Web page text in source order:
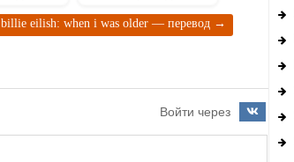
billie eilish: when i was older — перевод →
Войти через